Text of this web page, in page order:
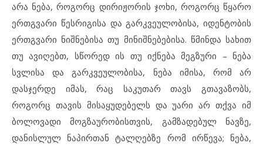
არა ნება, როგორც დირიჟორის ჯოხი, როგორც წყარო
ერთგვარი წესრიგისა და გარკვეულობისა, იდენტობის
ერთგვარი ნიშნებისა თუ მინიშნებებისა. წმინდა სახით
თუ ავიღებთ, სწორედ ის თუ იქნება მეგზური – ნება
სვლისა და გარკვეულობისა, ნება იმისა, რომ არ
დასჯერდე იმას, რაც საკუთარ თავს გთავაზობს,
როგორც თავის მისაყუდებელს და უარი არ თქვა იმ
ბოლოვადი მოგზაურობისთვის, გამზადებულ ნავზე,
დანისლულ ნაპირთან ტალღებზე რომ ირწევა; ნება,